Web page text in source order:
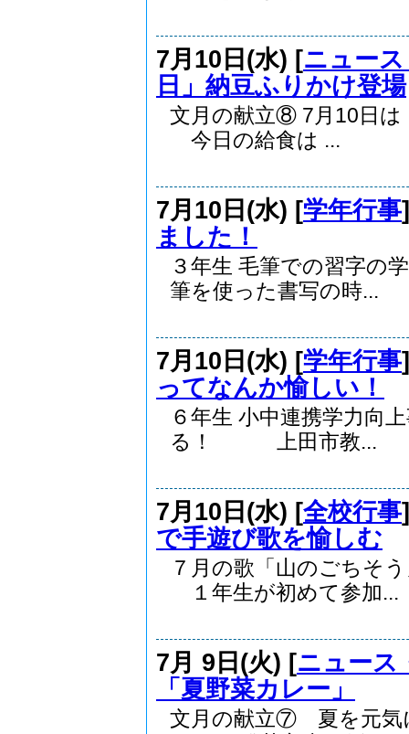
7月10日(水) [ニュー
日」納豆ふりかけ登場
文月の献立⑧ 7月10日
今日の給食は ...
7月10日(水) [学年行事
ました！
３年生 毛筆での習
筆を使った書写の時...
7月10日(水) [学年行事
ってなんか愉しい！
６年生 小中連携学力向
る！ 上田市教...
7月10日(水) [全校行事
で手遊び歌を愉しむ
７月の歌「山のごち
１年生が初めて参加...
7月 9日(火) [ニュース
「夏野菜カレー」
文月の献立⑦ 夏を元